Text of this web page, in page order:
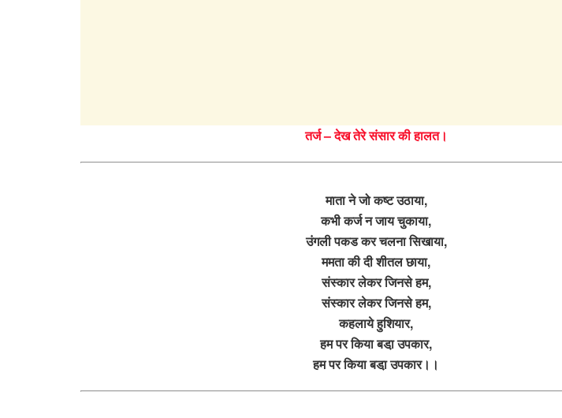
तर्ज – देख तेरे संसार की हालत।
माता ने जो कष्ट उठाया,
कभी कर्ज न जाय चुकाया,
उंगली पकड कर चलना सिखाया,
ममता की दी शीतल छाया,
संस्कार लेकर जिनसे हम,
संस्कार लेकर जिनसे हम,
कहलाये हुशियार,
हम पर किया बडा़ उपकार,
हम पर किया बडा़ उपकार।।